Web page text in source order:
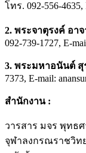
โทร. 092-556-4635,
2. พระจาตุรงค์ อา
092-739-1727, E-
3. พระมหาอนันต์ สุ
7373, E-mail:
สำนักงาน :
วารสาร มจร พุทธ
จุฬาลงกรณราชวิท